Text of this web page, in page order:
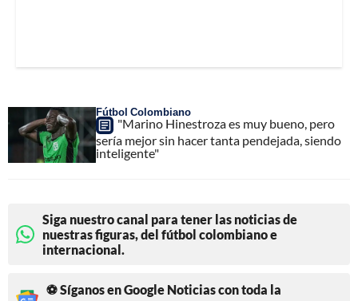
Fútbol Colombiano
"Marino Hinestroza es muy bueno, pero
sería mejor sin hacer tanta pendejada, siendo
inteligente"
Siga nuestro canal para tener las noticias de
nuestras figuras, del fútbol colombiano e
internacional.
⚽ Síganos en Google Noticias con toda la